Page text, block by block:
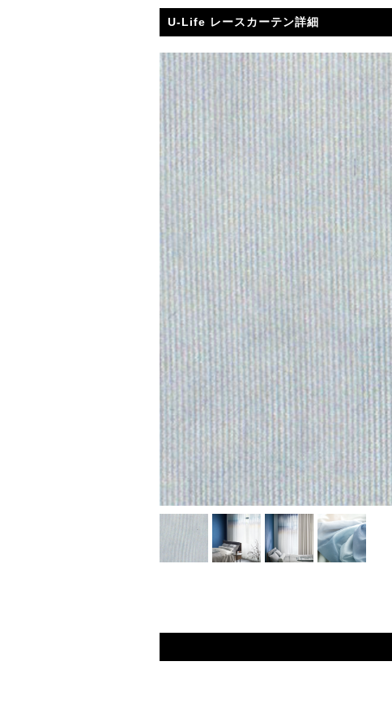
U-Life レースカーテン詳細